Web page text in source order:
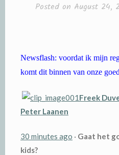
Posted on August 24,
Newsflash: voordat ik mijn
komt dit binnen van onze
Freek
Peter Laanen
30 minutes ago · Gaat het
kids?